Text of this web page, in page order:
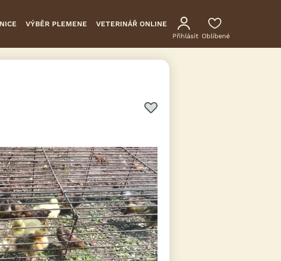
VÝBĚR PLEMENE VETERINÁŘ ONLINE
Přihlásit Oblíbené